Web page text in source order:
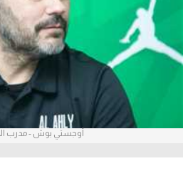
آراء حرة
ركن الألعاب
أمريكا 2026
أوجستي بوش - مدرب